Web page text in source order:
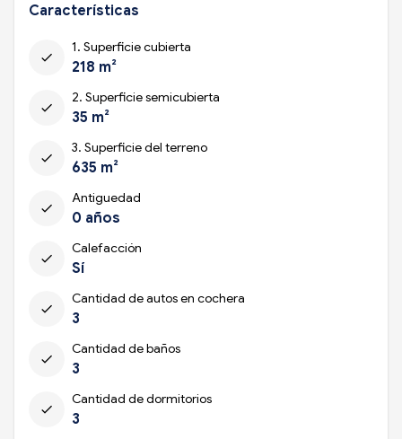
Características
check
1. Superficie cubierta
218 m²
check
2. Superficie semicubierta
35 m²
check
3. Superficie del terreno
635 m²
check
Antiguedad
0 años
check
Calefacción
Sí
check
Cantidad de autos en cochera
3
check
Cantidad de baños
3
check
Cantidad de dormitorios
3